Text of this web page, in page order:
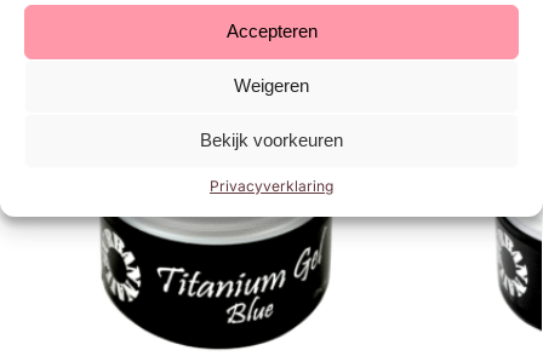
Accepteren
Weigeren
Bekijk voorkeuren
Privacyverklaring